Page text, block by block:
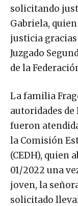
solicitando
Gabriela,
justicia
Juzgado
de la
La familia
autoridades
fueron
la Comisión
(CEDH), quien
01/2022 una
joven, la
solicitado